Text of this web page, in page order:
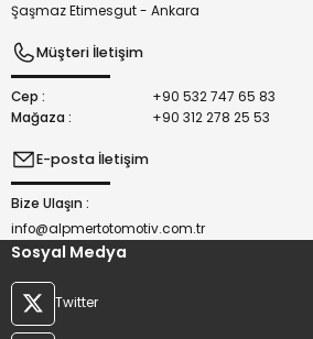
Şaşmaz Etimesgut - Ankara
Müşteri İletişim
Cep :
+90 532 747 65 83
Mağaza :
+90 312 278 25 53
E-posta İletişim
Bize Ulaşın :
info@alpmertotomotiv.com.tr
Sosyal Medya
Twitter